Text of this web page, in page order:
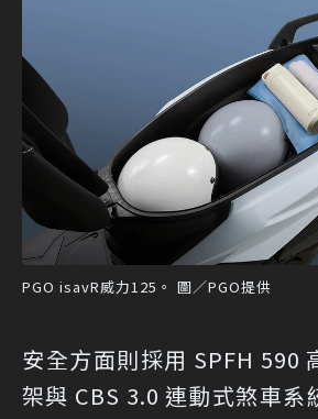
PGO isavR威力125。 圖／PGO提供
安全方面則採用 SPFH 590
架與 CBS 3.0 連動式煞車系